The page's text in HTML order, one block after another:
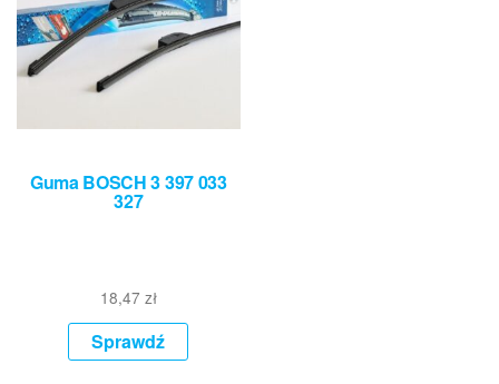
Guma BOSCH 3 397 033
327
18,47 zł
Sprawdź